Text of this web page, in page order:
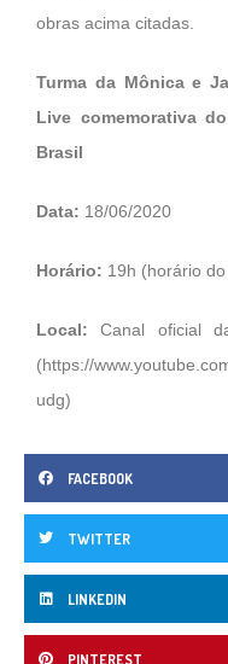
obras acima citadas.
Turma da Mônica e
Live comemorativa
Brasil
Data: 18/06/2020
Horário: 19h (horário
Local: Canal oficial
(https://
udg)
FACEBOOK
TWITTER
LINKEDIN
PINTEREST